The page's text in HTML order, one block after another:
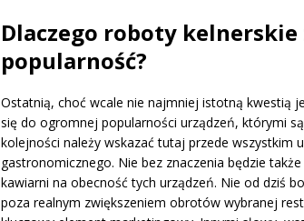
Dlaczego roboty kelnerskie
popularność?
Ostatnią, choć wcale nie najmniej istotną kwestią
się do ogromnej popularności urządzeń, którymi są
kolejności należy wskazać tutaj przede wszystkim
gastronomicznego. Nie bez znaczenia będzie
kawiarni na obecność tych urządzeń. Nie od dziś
poza realnym zwiększeniem obrotów wybranej